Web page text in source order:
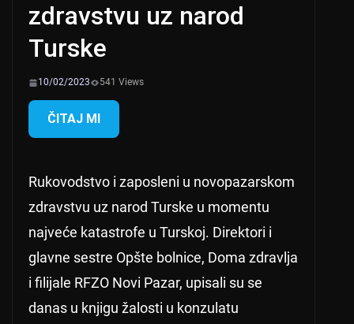
zdravstvu uz narod
Turske
10/02/2023 541 Views
ČITAJ MI
Rukovodstvo i zaposleni u novopazarskom
zdravstvu uz narod Turske u momentu
najveće katastrofe u Turskoj. Direktori i
glavne sestre Opšte bolnice, Doma zdravlja
i filijale RFZO Novi Pazar, upisali su se
danas u knjigu žalosti u konzulatu